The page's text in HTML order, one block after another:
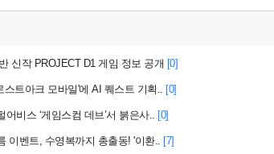
신작 PROJECT D1 게임 정보 공개 [0]
스트아크 모바일'에 AI 퀘스트 기획.. [0]
비스 ‘게임스컴 데브’서 붉은사.. [0]
이벤트, 수영복까지 총출동! '이환.. [7]